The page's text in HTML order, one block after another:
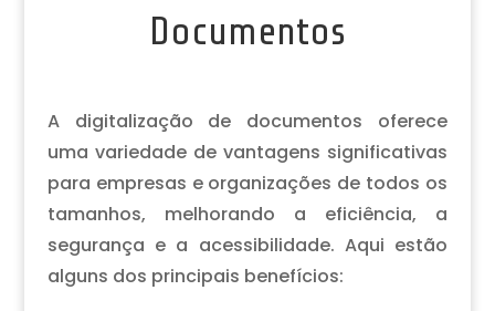
Documentos
A digitalização de documentos oferece
uma variedade de vantagens significativas
para empresas e organizações de todos os
tamanhos, melhorando a eficiência, a
segurança e a acessibilidade. Aqui estão
alguns dos principais benefícios: